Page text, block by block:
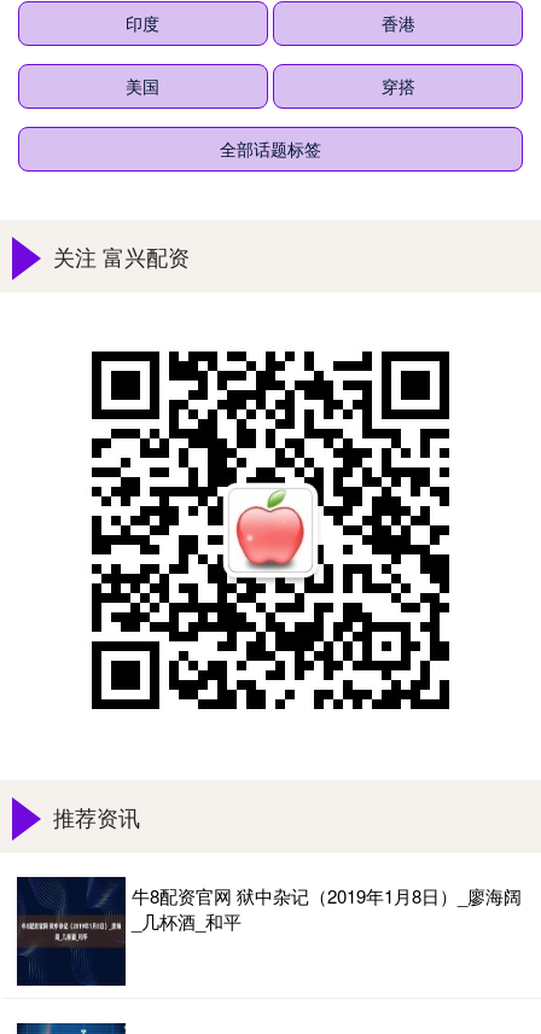
印度 香港
美国 穿搭
全部话题标签
关注 富兴配资
推荐资讯
牛8配资官网 狱中杂记（2019年1月8日）_廖海阔
_几杯酒_和平